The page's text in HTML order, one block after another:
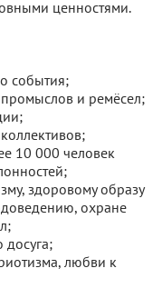
ценностями.
события;
и ремёсел;
10 000 человек
здоровому образу
охране
досуга;
любви к